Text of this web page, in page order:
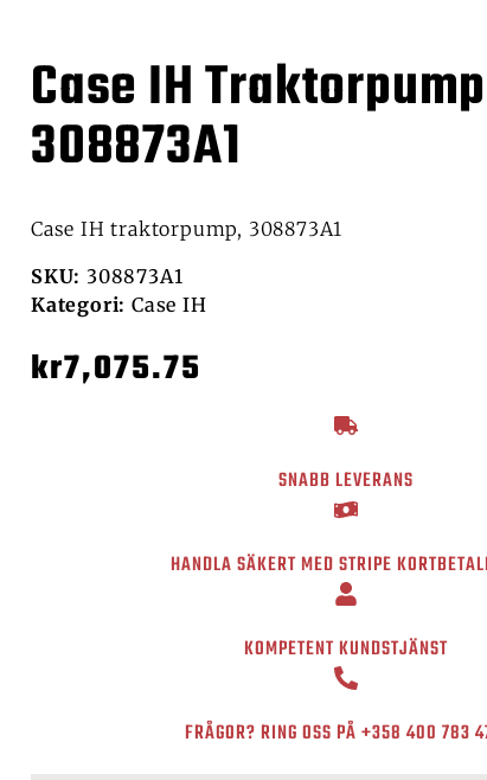
Case IH
308873A1
Case IH traktorpump, 308873A1
SKU: 308873A1
Kategori: Case IH
kr7,075.75
SNABB LEVERANS
HANDLA SÄKERT MED STRIPE
KOMPETENT KUNDSTJÄNST
FRÅGOR? RING OSS PÅ+358 400 783